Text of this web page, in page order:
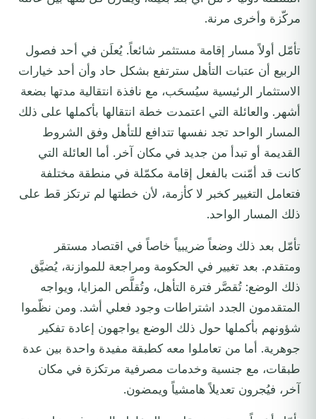
مركّزة وأخرى مرنة.
تأمّل أولاً مسار إقامة مستثمر شائعاً. يُعلَن في أحد فصول
الربيع أن عتبات التأهل سترتفع بشكل حاد وأن أحد خيارات
الاستثمار الرئيسية سيُسحَب، مع نافذة انتقالية مدتها بضعة
أشهر. والعائلة التي اعتمدت خطة انتقالها بأكملها على ذلك
المسار الواحد تجد نفسها تتدافع للتأهل وفق الشروط
القديمة أو تبدأ من جديد في مكان آخر. أما العائلة التي
كانت قد أمّنت بالفعل إقامة مكمّلة في منطقة مختلفة
فتعامل التغيير كخبر لا كأزمة، لأن خطتها لم ترتكز قط على
ذلك المسار الواحد.
تأمّل بعد ذلك وضعاً ضريبياً خاصاً في اقتصاد مستقر
ومتقدم. بعد تغيير في الحكومة ومراجعة للموازنة، يُضيَّق
ذلك الوضع: تُقصَّر فترة التأهل، وتُقلَّص المزايا، ويواجه
المتقدمون الجدد اشتراطات وجود فعلي أشد. ومن نظّموا
شؤونهم بأكملها حول ذلك الوضع يواجهون إعادة تفكير
جوهرية. أما من تعاملوا معه كطبقة مفيدة واحدة بين عدة
طبقات، مع جنسية وخدمات مصرفية مرتكزة في مكان
آخر، فيُجرون تعديلاً هامشياً ويمضون.